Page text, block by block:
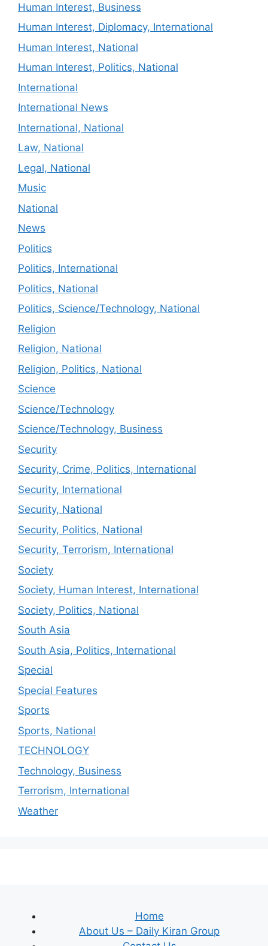
Human Interest, Business
Human Interest, Diplomacy, International
Human Interest, National
Human Interest, Politics, National
International
International News
International, National
Law, National
Legal, National
Music
National
News
Politics
Politics, International
Politics, National
Politics, Science/Technology, National
Religion
Religion, National
Religion, Politics, National
Science
Science/Technology
Science/Technology, Business
Security
Security, Crime, Politics, International
Security, International
Security, National
Security, Politics, National
Security, Terrorism, International
Society
Society, Human Interest, International
Society, Politics, National
South Asia
South Asia, Politics, International
Special
Special Features
Sports
Sports, National
TECHNOLOGY
Technology, Business
Terrorism, International
Weather
Home
About Us – Daily Kiran Group